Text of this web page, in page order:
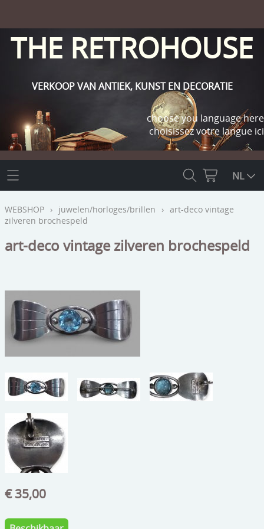
THE RETROHOUSE
VERKOOP VAN ANTIEK, KUNST EN DECORATIE
choose you language here
choisissez votre langue ici
THE RETROHOUSE
WEBSHOP
religie
meubels
reclamevoorwerpen/merken
porselein/aardewerk
juwelen/horloges/brillen
medailles/munten/bankbiljetten
ets/tekening/litho/gravure
glaswerk
CONTACT
NL
WEBSHOP › juwelen/horloges/brillen › art-deco vintage
zilveren brochespeld
art-deco vintage zilveren brochespeld
€ 35,00